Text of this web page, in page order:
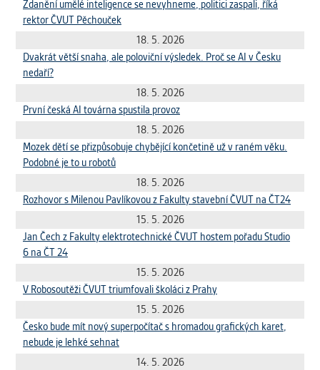
Zdanění umělé inteligence se nevyhneme, politici zaspali, říká
rektor ČVUT Pěchouček
18. 5. 2026
Dvakrát větší snaha, ale poloviční výsledek. Proč se AI v Česku
nedaří?
18. 5. 2026
První česká AI továrna spustila provoz
18. 5. 2026
Mozek dětí se přizpůsobuje chybějící končetině už v raném věku.
Podobné je to u robotů
18. 5. 2026
Rozhovor s Milenou Pavlíkovou z Fakulty stavební ČVUT na ČT24
15. 5. 2026
Jan Čech z Fakulty elektrotechnické ČVUT hostem pořadu Studio
6 na ČT 24
15. 5. 2026
V Robosoutěži ČVUT triumfovali školáci z Prahy
15. 5. 2026
Česko bude mít nový superpočítač s hromadou grafických karet,
nebude je lehké sehnat
14. 5. 2026